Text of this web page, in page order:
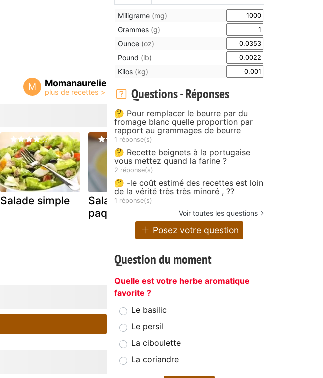
M Momanaurelie
Salade simple
Salade de
paquerettes
vosgienne
Miligrame (mg)
Grammes (g)
Ounce (oz)
Pound (lb)
Kilos (kg)
Questions - Réponses
🤔 Pour remplacer le beurre par du
fromage blanc quelle proportion par
rapport au grammages de beurre
1 réponse(s)
🤔 Recette beignets à la portugaise
vous mettez quand la farine ?
2 réponse(s)
🤔 -le coût estimé des recettes est loin
de la vérité très très minoré , ??
1 réponse(s)
Voir toutes les questions
Posez votre question
Question du moment
Quelle est votre herbe aromatique
favorite ?
Le basilic
Le persil
La ciboulette
La coriandre